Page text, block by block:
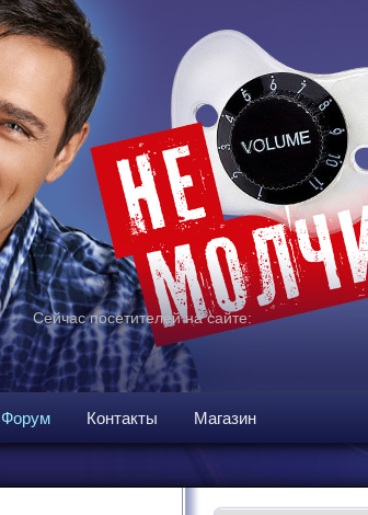
Сейчас посетителей на сайте:
Форум Контакты Магазин